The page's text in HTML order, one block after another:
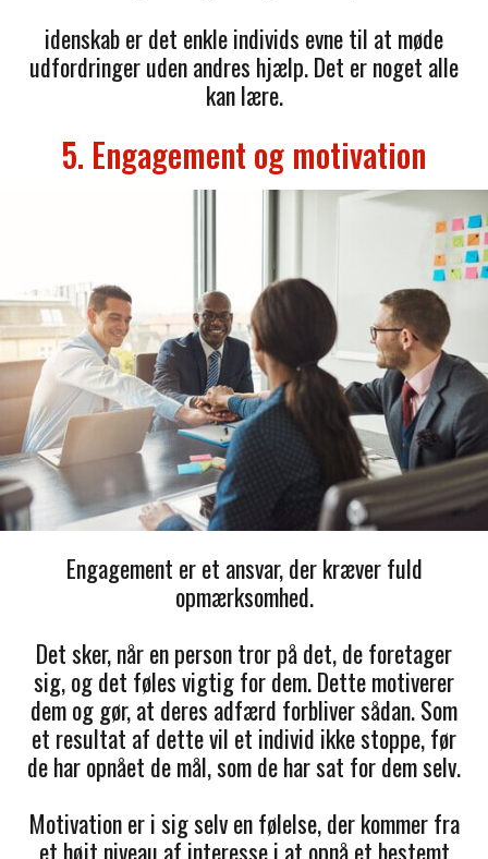
idenskab er det enkle individs evne til at møde
udfordringer uden andres hjælp. Det er noget alle
kan lære.
5. Engagement og motivation
Engagement er et ansvar, der kræver fuld
opmærksomhed.
Det sker, når en person tror på det, de foretager
sig, og det føles vigtig for dem. Dette motiverer
dem og gør, at deres adfærd forbliver sådan. Som
et resultat af dette vil et individ ikke stoppe, før
de har opnået de mål, som de har sat for dem selv.
Motivation er i sig selv en følelse, der kommer fra
et højt niveau af interesse i at opnå et bestemt